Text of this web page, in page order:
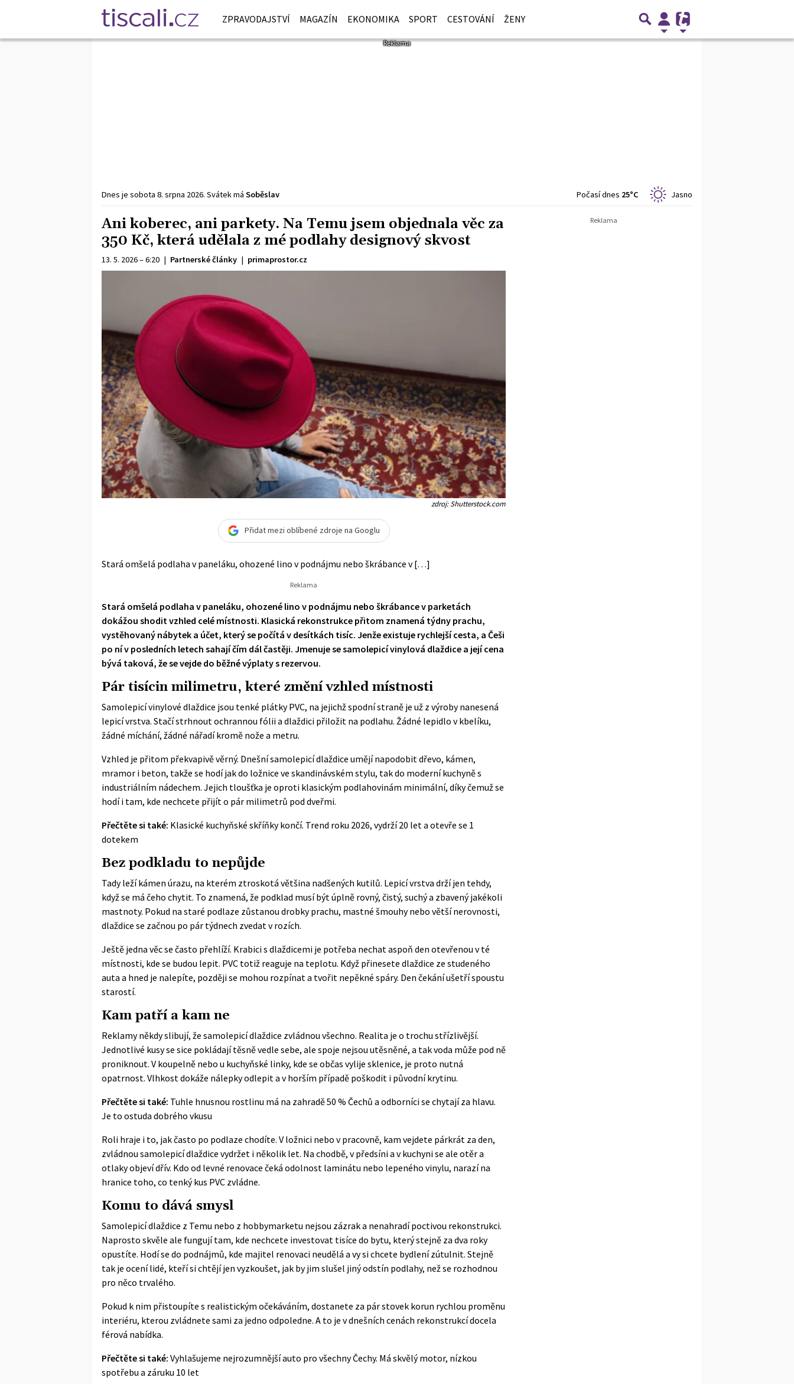
ZPRAVODAJSTVÍ MAGAZÍN EKONOMIKA SPORT CESTOVÁNÍ ŽENY
Dnes je sobota 8. srpna 2026. Svátek má Soběslav Počasí dnes 25°C Jasno
Ani koberec, ani parkety. Na Temu jsem objednala věc za
350 Kč, která udělala z mé podlahy designový skvost
13. 5. 2026 – 6:20 | Partnerské články | primaprostor.cz
zdroj: Shutterstock.com
Přidat mezi oblíbené zdroje na Googlu
Stará omšelá podlaha v paneláku, ohozené lino v podnájmu nebo škrábance v […]
Stará omšelá podlaha v paneláku, ohozené lino v podnájmu nebo škrábance v parketách
dokážou shodit vzhled celé místnosti. Klasická rekonstrukce přitom znamená týdny prachu,
vystěhovaný nábytek a účet, který se počítá v desítkách tisíc. Jenže existuje rychlejší cesta, a Češi
po ní v posledních letech sahají čím dál častěji. Jmenuje se samolepicí vinylová dlaždice a její cena
bývá taková, že se vejde do běžné výplaty s rezervou.
Pár tisícin milimetru, které změní vzhled místnosti
Samolepicí vinylové dlaždice jsou tenké plátky PVC, na jejichž spodní straně je už z výroby nanesená
lepicí vrstva. Stačí strhnout ochrannou fólii a dlaždici přiložit na podlahu. Žádné lepidlo v kbelíku,
žádné míchání, žádné nářadí kromě nože a metru.
Vzhled je přitom překvapivě věrný. Dnešní samolepicí dlaždice umějí napodobit dřevo, kámen,
mramor i beton, takže se hodí jak do ložnice ve skandinávském stylu, tak do moderní kuchyně s
industriálním nádechem. Jejich tloušťka je oproti klasickým podlahovinám minimální, díky čemuž se
hodí i tam, kde nechcete přijít o pár milimetrů pod dveřmi.
Přečtěte si také: Klasické kuchyňské skříňky končí. Trend roku 2026, vydrží 20 let a otevře se 1
dotekem
Bez podkladu to nepůjde
Tady leží kámen úrazu, na kterém ztroskotá většina nadšených kutilů. Lepicí vrstva drží jen tehdy,
když se má čeho chytit. To znamená, že podklad musí být úplně rovný, čistý, suchý a zbavený jakékoli
mastnoty. Pokud na staré podlaze zůstanou drobky prachu, mastné šmouhy nebo větší nerovnosti,
dlaždice se začnou po pár týdnech zvedat v rozích.
Ještě jedna věc se často přehlíží. Krabici s dlaždicemi je potřeba nechat aspoň den otevřenou v té
místnosti, kde se budou lepit. PVC totiž reaguje na teplotu. Když přinesete dlaždice ze studeného
auta a hned je nalepíte, později se mohou rozpínat a tvořit nepěkné spáry. Den čekání ušetří spoustu
starostí.
Kam patří a kam ne
Reklamy někdy slibují, že samolepicí dlaždice zvládnou všechno. Realita je o trochu střízlivější.
Jednotlivé kusy se sice pokládají těsně vedle sebe, ale spoje nejsou utěsněné, a tak voda může pod ně
proniknout. V koupelně nebo u kuchyňské linky, kde se občas vylije sklenice, je proto nutná
opatrnost. Vlhkost dokáže nálepky odlepit a v horším případě poškodit i původní krytinu.
Přečtěte si také: Tuhle hnusnou rostlinu má na zahradě 50 % Čechů a odborníci se chytají za hlavu.
Je to ostuda dobrého vkusu
Roli hraje i to, jak často po podlaze chodíte. V ložnici nebo v pracovně, kam vejdete párkrát za den,
zvládnou samolepicí dlaždice vydržet i několik let. Na chodbě, v předsíni a v kuchyni se ale otěr a
otlaky objeví dřív. Kdo od levné renovace čeká odolnost laminátu nebo lepeného vinylu, narazí na
hranice toho, co tenký kus PVC zvládne.
Komu to dává smysl
Samolepicí dlaždice z Temu nebo z hobbymarketu nejsou zázrak a nenahradí poctivou rekonstrukci.
Naprosto skvěle ale fungují tam, kde nechcete investovat tisíce do bytu, který stejně za dva roky
opustíte. Hodí se do podnájmů, kde majitel renovaci neudělá a vy si chcete bydlení zútulnit. Stejně
tak je ocení lidé, kteří si chtějí jen vyzkoušet, jak by jim slušel jiný odstín podlahy, než se rozhodnou
pro něco trvalého.
Pokud k nim přistoupíte s realistickým očekáváním, dostanete za pár stovek korun rychlou proměnu
interiéru, kterou zvládnete sami za jedno odpoledne. A to je v dnešních cenách rekonstrukcí docela
férová nabídka.
Přečtěte si také: Vyhlašujeme nejrozumnější auto pro všechny Čechy. Má skvělý motor, nízkou
spotřebu a záruku 10 let